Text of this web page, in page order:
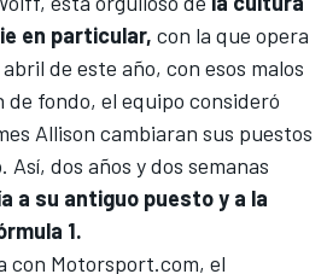
en particular, con la que opera
de este año, con esos malos
fondo, el equipo consideró
Allison cambiaran sus puestos
dos años y dos semanas
a su antiguo puesto y a la
1.
con Motorsport.com, el